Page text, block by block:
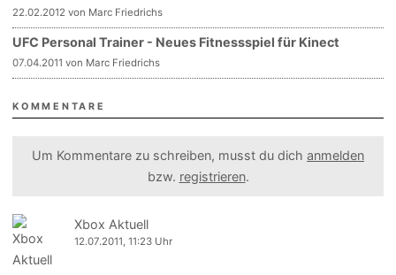
22.02.2012 von Marc Friedrichs
UFC Personal Trainer - Neues Fitnessspiel für Kinect
07.04.2011 von Marc Friedrichs
KOMMENTARE
Um Kommentare zu schreiben, musst du dich anmelden
bzw. registrieren.
Xbox Aktuell
12.07.2011, 11:23 Uhr